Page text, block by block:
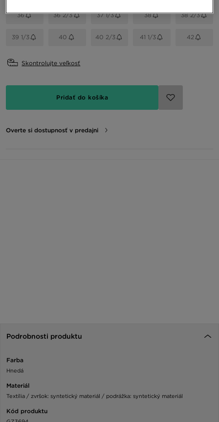
36 36 2/3 37 1/3 38 38 2/3
39 1/3 40 40 2/3 41 1/3 42
Skontrolujte veľkosť
Pridať do košíka
Overte si dostupnosť v predajni
Podrobnosti produktu
Farba
Hnedá
Materiál
Textília / zvršok: syntetický materiál / podrážka: syntetický materiál
Kód produktu